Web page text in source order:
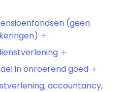
(geen
in onroerend goed
accountancy,